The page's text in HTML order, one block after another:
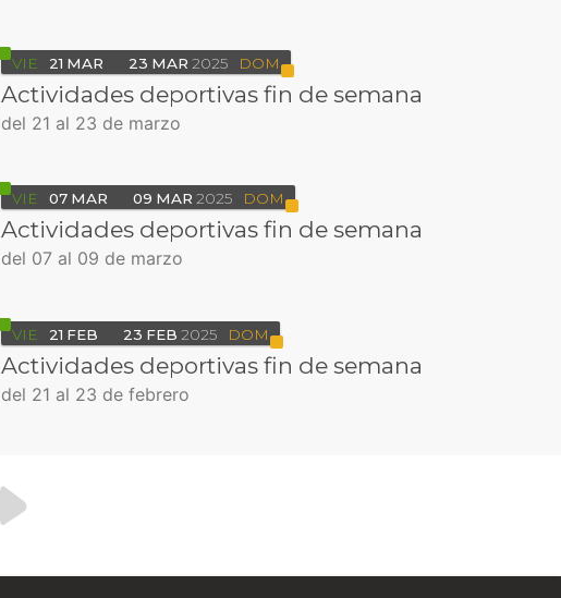
VIE 21 MAR 23 MAR 2025 DOM
Actividades deportivas fin de semana
del 21 al 23 de marzo
VIE 07 MAR 09 MAR 2025 DOM
Actividades deportivas fin de semana
del 07 al 09 de marzo
VIE 21 FEB 23 FEB 2025 DOM
Actividades deportivas fin de semana
del 21 al 23 de febrero